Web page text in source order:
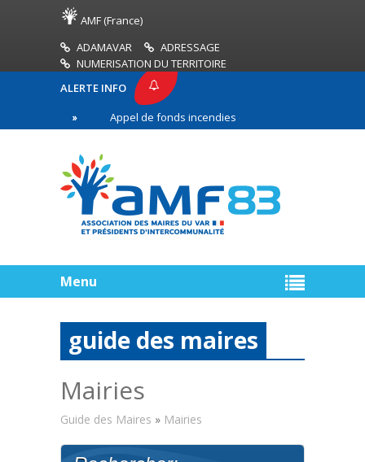
AMF (France)
ADAMAVAR
ADRESSAGE
NUMERISATION DU TERRITOIRE
ALERTE INFO
Appel de fonds incendies de forêt
Menu
guide des maires
Mairies
Guide des Maires » Mairies